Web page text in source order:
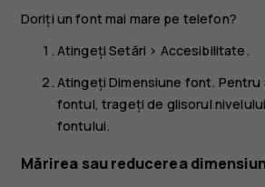
Doriți un font mai mare pe telefon?
AtingețiSetări > Accesibilitate.
AtingețiDimensiune font. Pentru
fontul, trageți de glisorul
fontului.
Mărirea sau reducerea